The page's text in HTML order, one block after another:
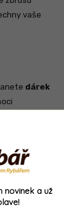
vaše
dárek
novinek a už